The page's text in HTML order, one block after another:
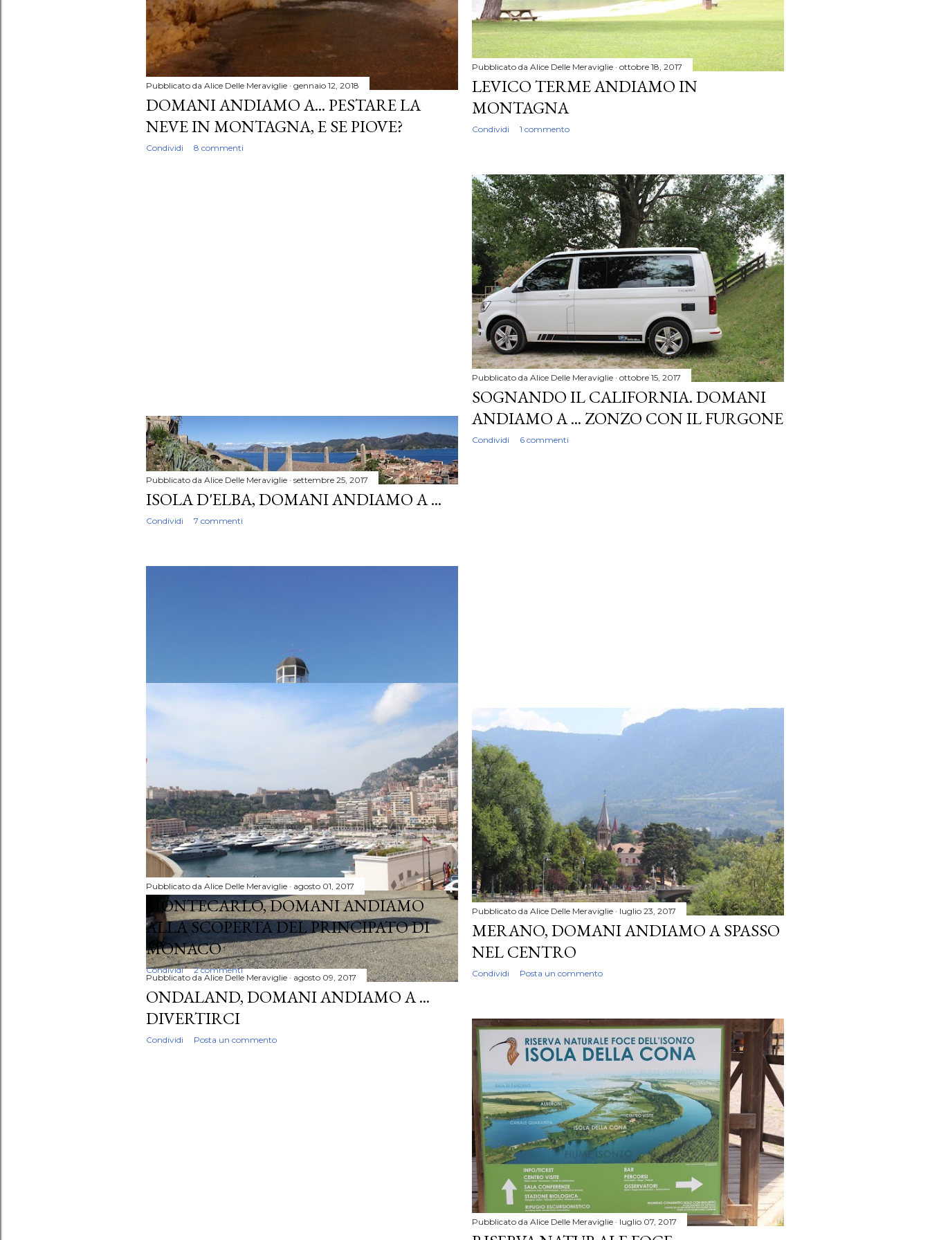
Pubblicato da Alice Delle Meraviglie gennaio 12, 2018
DOMANI ANDIAMO A... PESTARE LA
NEVE IN MONTAGNA, E SE PIOVE?
Condividi 8 commenti
Pubblicato da Alice Delle Meraviglie ottobre 18, 2017
LEVICO TERME ANDIAMO IN
MONTAGNA
Condividi 1 commento
Pubblicato da Alice Delle Meraviglie ottobre 15, 2017
SOGNANDO IL CALIFORNIA. DOMANI
ANDIAMO A ... ZONZO CON IL FURGONE
Condividi 6 commenti
Pubblicato da Alice Delle Meraviglie settembre 25, 2017
ISOLA D'ELBA, DOMANI ANDIAMO A ...
Condividi 7 commenti
Pubblicato da Alice Delle Meraviglie agosto 09, 2017
ONDALAND, DOMANI ANDIAMO A ...
DIVERTIRCI
Condividi Posta un commento
Pubblicato da Alice Delle Meraviglie agosto 01, 2017
MONTECARLO, DOMANI ANDIAMO
ALLA SCOPERTA DEL PRINCIPATO DI
MONACO
Condividi 2 commenti
Pubblicato da Alice Delle Meraviglie luglio 23, 2017
MERANO, DOMANI ANDIAMO A SPASSO
NEL CENTRO
Condividi Posta un commento
Pubblicato da Alice Delle Meraviglie luglio 07, 2017